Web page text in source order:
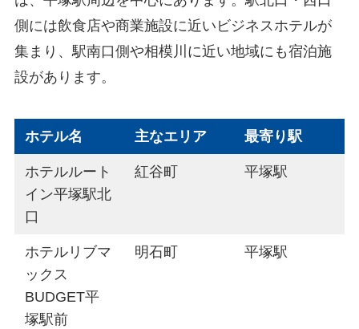
側には飲食店や商業施設に近いビジネスホテルが
集まり、駅南口側や相模川に近い地域にも宿泊施
設があります。
ホテル名 主なエリア 最寄り駅
ホテルルート
イン平塚駅北
口
紅谷町 平塚駅
ホテルリブマ
ックス
BUDGET平
塚駅前
明石町 平塚駅